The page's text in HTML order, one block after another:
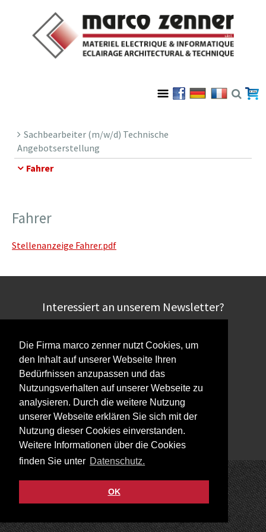
Die Firma marco zenner nutzt Cookies, um
den Inhalt auf unserer Webseite Ihren
Bedürfnissen anzupassen und das
Nutzungsverhalten auf unserer Webseite zu
analysieren. Durch die weitere Nutzung
unserer Webseite erklären Sie sich mit der
Nutzung dieser Cookies einverstanden.
Weitere Informationen über die Cookies
finden Sie unter Datenschutz.
OK
Sachbearbeiter (m/w/d) Technische
Angebotserstellung
Fahrer
Fahrer
Stellenanzeige Fahrer.pdf
Interessiert an unserem Newsletter?
Impressum
Datenschutz
Kontakt
Facebook